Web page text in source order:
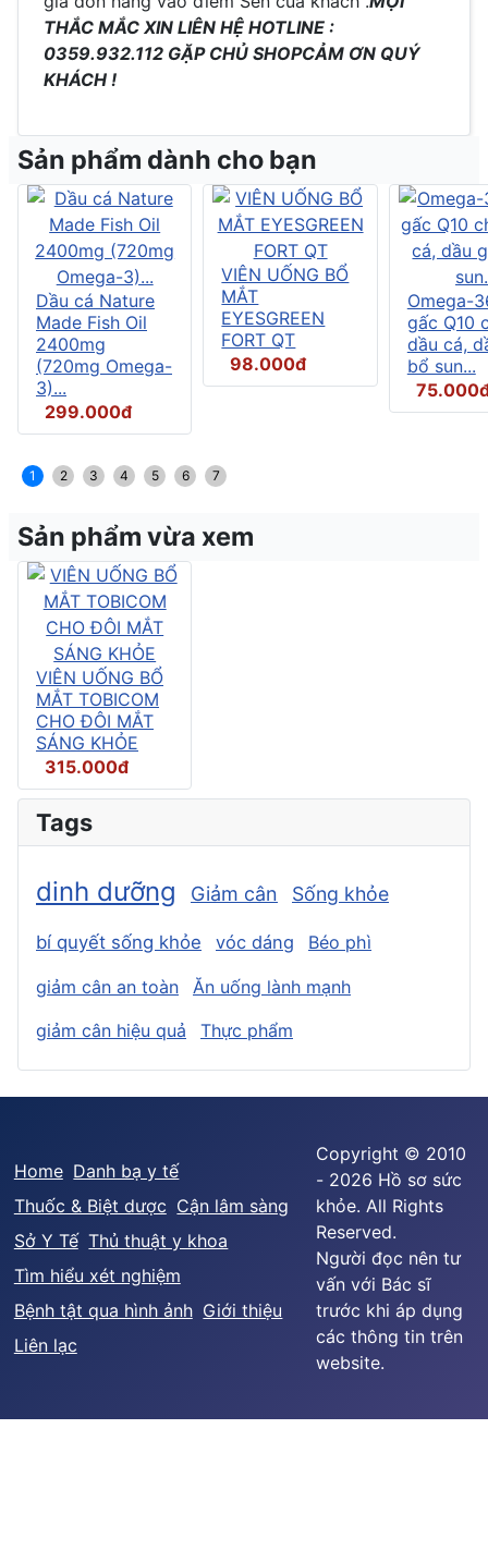
THẮC MẮC XIN LIÊN HỆ HOTLINE :
0359.932.112 GẶP CHỦ SHOPCẢM ƠN QUÝ
KHÁCH !
Sản phẩm dành cho bạn
Dầu cá Nature
Made Fish Oil
2400mg
(720mg Omega-
3)...
299.000đ
VIÊN UỐNG BỔ
MẮT
EYESGREEN
FORT QT
98.000đ
Omega-
gấc Q10
dầu cá,
bổ sun...
1 2 3 4 5 6 7
Sản phẩm vừa xem
VIÊN UỐNG BỔ
MẮT TOBICOM
CHO ĐÔI MẮT
SÁNG KHỎE
315.000đ
Tags
dinh dưỡng Giảm cân Sống khỏe
bí quyết sống khỏe vóc dáng Béo phì
giảm cân an toàn
Ăn uống lành mạnh
giảm cân hiệu quả
Thực phẩm
Home Danh bạ y tế
Thuốc & Biệt dược Cận lâm sàng
Sở Y Tế Thủ thuật y khoa
Tìm hiểu xét nghiệm
Bệnh tật qua hình ảnh Giới thiệu
Liên lạc
Copyright © 2010
- 2026 Hồ sơ sức
khỏe. All Rights
Reserved.
Người đọc nên tư
vấn với Bác sĩ
trước khi áp dụng
các thông tin trên
website.